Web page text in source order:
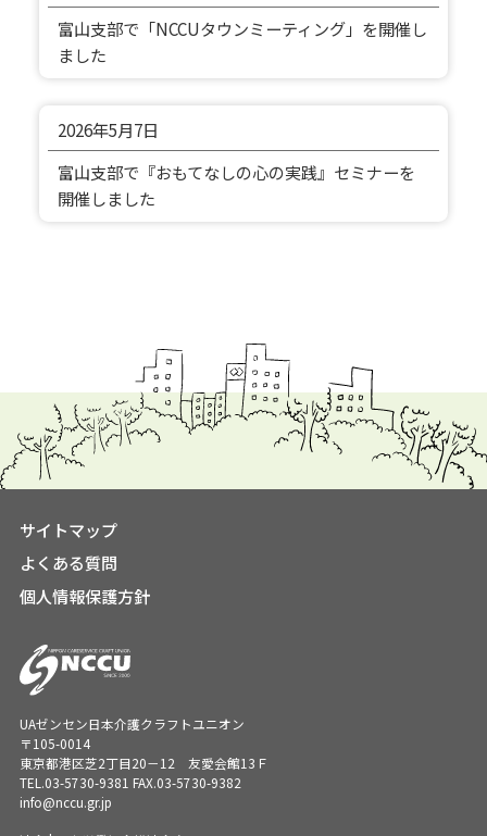
富山支部で「NCCUタウンミーティング」を開催し
ました
2026年5月7日
富山支部で『おもてなしの心の実践』セミナーを
開催しました
サイトマップ
よくある質問
個人情報保護方針
UAゼンセン日本介護クラフトユニオン
〒105-0014
東京都港区芝2丁目20－12 友愛会館13Ｆ
TEL.03-5730-9381 FAX.03-5730-9382
info@nccu.gr.jp